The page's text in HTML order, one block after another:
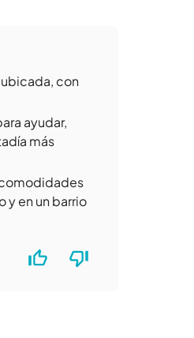
ubicada, con
ayudar,
más
y en un barrio